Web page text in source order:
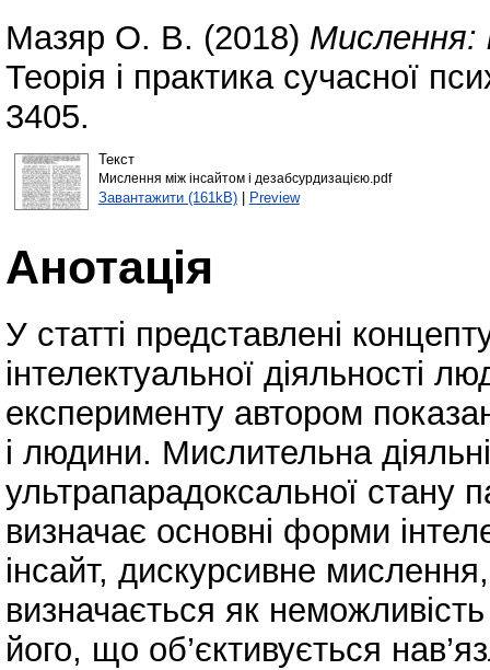
Мазяр О. В. (2018) Мислення:
Теорія і практика сучасної
3405.
Текст
Мислення між інсайтом і дезабсурдизацією.pdf
Завантажити (161kB)| Preview
Анотація
У статті представлені
інтелектуальної діяльності
експерименту автором
і людини. Мислительна
ультрапарадоксальної стану
визначає основні форми
інсайт, дискурсивне
визначається як
його, що об’єктивується